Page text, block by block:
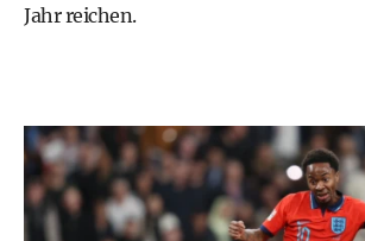
Jahr reichen.